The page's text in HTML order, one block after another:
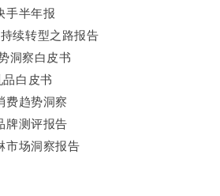
手半年报
续转型之路报告
洞察白皮书
白皮书
费趋势洞察
牌测评报告
市场洞察报告